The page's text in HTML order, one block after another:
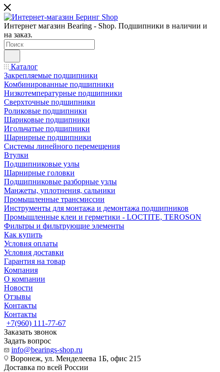
Интернет магазин Bearing - Shop. Подшипники в наличии и
на заказ.
Каталог
Закрепляемые подшипники
Комбинированные подшипники
Низкотемпературные подшипники
Сверхточные подшипники
Роликовые подшипники
Шариковые подшипники
Игольчатые подшипники
Шарнирные подшипники
Системы линейного перемещения
Втулки
Подшипниковые узлы
Шарнирные головки
Подшипниковые разборные узлы
Манжеты, уплотнения, сальники
Промышленные трансмиссии
Инструменты для монтажа и демонтажа подшипников
Промышленные клеи и герметики - LOCTITE, TEROSON
Фильтры и фильтрующие элементы
Как купить
Условия оплаты
Условия доставки
Гарантия на товар
Компания
О компании
Новости
Отзывы
Контакты
Контакты
+7(960) 111-77-67
Заказать звонок
Задать вопрос
info@bearings-shop.ru
Воронеж, ул. Менделеева 1Б, офис 215
Доставка по всей России